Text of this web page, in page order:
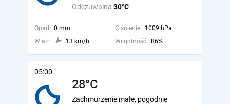
Odczuwalna 30°C
Opad: 0 mm Ciśnienie: 1009 hPa
Wiatr:
13 km/h Wilgotność: 86%
05:00
28°C
Zachmurzenie małe, pogodnie